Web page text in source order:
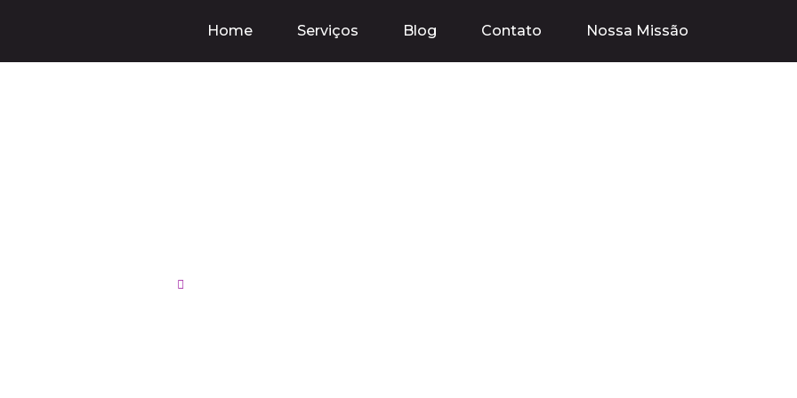
Home Serviços Blog Contato Nossa Missão